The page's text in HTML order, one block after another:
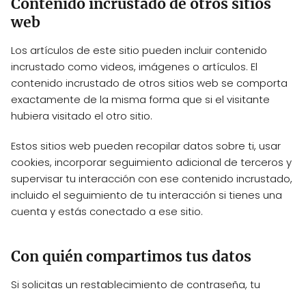
web
Los artículos de este sitio pueden incluir contenido
incrustado como videos, imágenes o artículos. El
contenido incrustado de otros sitios web se comporta
exactamente de la misma forma que si el visitante
hubiera visitado el otro sitio.
Estos sitios web pueden recopilar datos sobre ti, usar
cookies, incorporar seguimiento adicional de terceros y
supervisar tu interacción con ese contenido incrustado,
incluido el seguimiento de tu interacción si tienes una
cuenta y estás conectado a ese sitio.
Con quién compartimos tus datos
Si solicitas un restablecimiento de contraseña, tu